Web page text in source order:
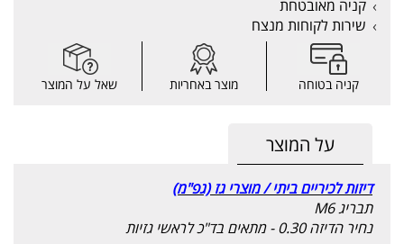
קניה מאובטחת
שירות לקוחות מנצח
קניה בטוחה מוצר באחריות שאל על המוצר
על המוצר
דיזות לכיריים ביתי / מוצרי גז (גפ"מ)
תבריג M6
נחיר הדיזה 0.30 - מתאים בד"כ לראשי גזיות